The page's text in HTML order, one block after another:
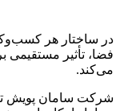
در ساختار هر
فضا، تأثیر مستقیمی
می‌کند.
شرکت سامان پویش